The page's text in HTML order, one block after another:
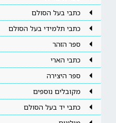
כתבי בעל הסולם
כתבי תלמידי בעל הסולם
ספר הזהר
כתבי הארי
ספר היצירה
מקובלים נוספים
כתבי יד בעל הסולם